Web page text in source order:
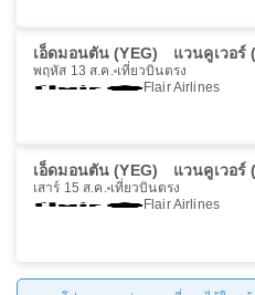
เอ็ดมอนตัน (YEG) แวนคูเวอร์
พฤหัส 13 ส.ค. เที่ยวบินตรง
Flair Airlines
เอ็ดมอนตัน (YEG) แวนคูเวอร์
เสาร์ 15 ส.ค. เที่ยวบินตรง
Flair Airlines